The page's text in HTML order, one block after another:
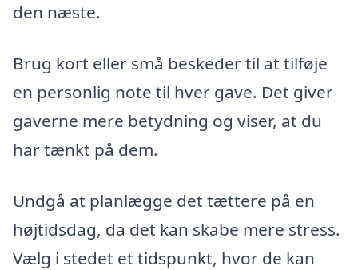
den næste.
Brug kort eller små beskeder til at tilføje
en personlig note til hver gave. Det giver
gaverne mere betydning og viser, at du
har tænkt på dem.
Undgå at planlægge det tættere på en
højtidsdag, da det kan skabe mere stress.
Vælg i stedet et tidspunkt, hvor de kan